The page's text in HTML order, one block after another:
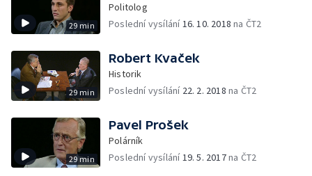
29 min
Politolog
Poslední vysílání16. 10. 2018 na ČT2
29 min
Robert Kvaček
Historik
Poslední vysílání 22. 2. 2018 na ČT2
29 min
Pavel Prošek
Polárník
Poslední vysílání19. 5. 2017na ČT2